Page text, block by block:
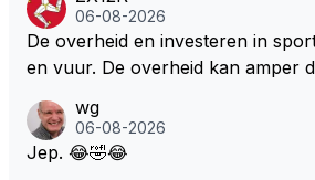
cuit Zandvoort te steken
Marquez/Jos ? Veel gezelliger
06-08-2026
De overheid en investeren in
en vuur. De overheid kan amper
s. Je kunt de Staat het best
f van Nottinghem (Robin Hood)
wg
06-08-2026
Jep. 😂🤣😂